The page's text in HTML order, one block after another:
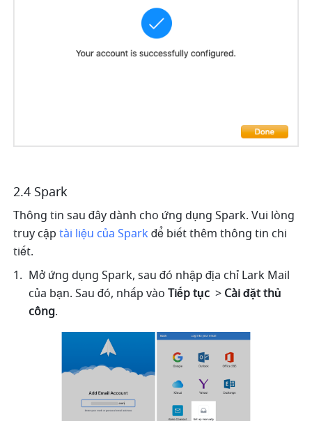
2.4 Spark
Thông tin sau đây dành cho ứng dụng Spark. Vui lòng
truy cập tài liệu của Spark để biết thêm thông tin chi
tiết.
Mở ứng dụng Spark, sau đó nhập địa chỉ Lark Mail
của bạn. Sau đó, nhấp vào Tiếp tục > Cài đặt thủ
công.